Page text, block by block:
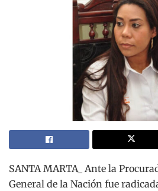
SANTA MARTA_ Ante la
General de la Nación fue